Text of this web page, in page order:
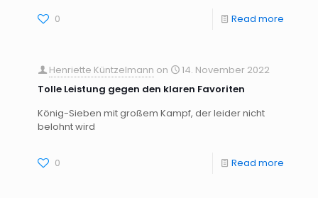
0 Read more
Henriette Küntzelmann on
14. November 2022
Tolle Leistung gegen den klaren Favoriten
König-Sieben mit großem Kampf, der leider nicht
belohnt wird
0 Read more